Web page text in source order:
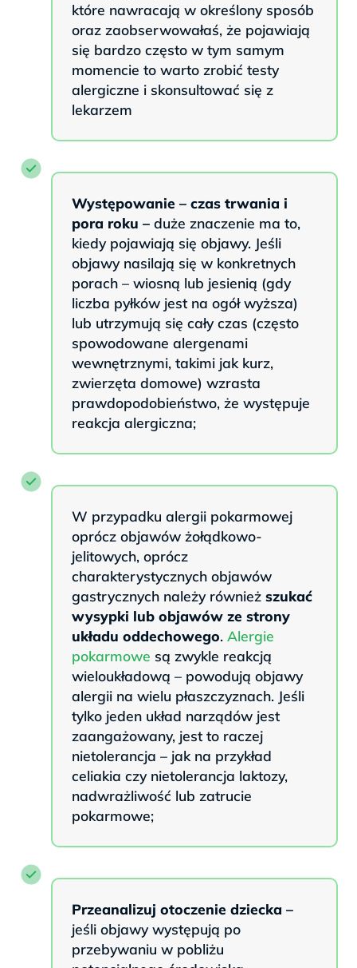
które nawracają w określony sposób
oraz zaobserwowałaś, że pojawiają
się bardzo często w tym samym
momencie to warto zrobić testy
alergiczne i skonsultować się z
lekarzem
Występowanie – czas trwania i
pora roku – duże znaczenie ma to,
kiedy pojawiają się objawy. Jeśli
objawy nasilają się w konkretnych
porach – wiosną lub jesienią (gdy
liczba pyłków jest na ogół wyższa)
lub utrzymują się cały czas (często
spowodowane alergenami
wewnętrznymi, takimi jak kurz,
zwierzęta domowe) wzrasta
prawdopodobieństwo, że występuje
reakcja alergiczna;
W przypadku alergii pokarmowej
oprócz objawów żołądkowo-
jelitowych, oprócz
charakterystycznych objawów
gastrycznych należy również szukać
wysypki lub objawów ze strony
układu oddechowego. Alergie
pokarmowe są zwykle reakcją
wieloukładową – powodują objawy
alergii na wielu płaszczyznach. Jeśli
tylko jeden układ narządów jest
zaangażowany, jest to raczej
nietolerancja – jak na przykład
celiakia czy nietolerancja laktozy,
nadwrażliwość lub zatrucie
pokarmowe;
Przeanalizuj otoczenie dziecka –
jeśli objawy występują po
przebywaniu w pobliżu